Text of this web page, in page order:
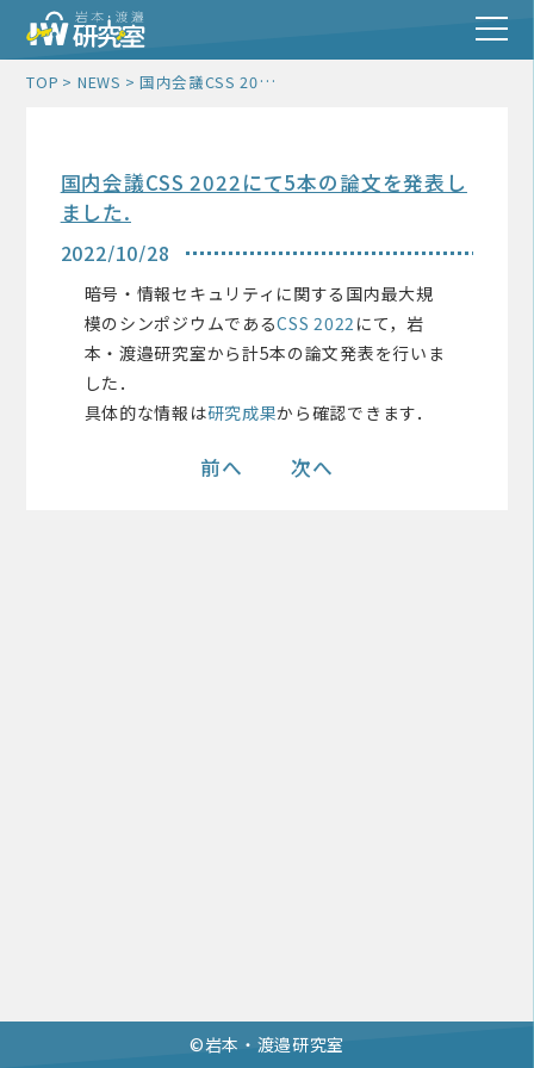
TOP NEWS 国内会議CSS 2022にて5本の論文を発表しました.
国内会議CSS 2022にて5本の論文を発表し
ました.
2022/10/28
暗号・情報セキュリティに関する国内最大規
模のシンポジウムであるCSS 2022 にて，岩
本・渡邉研究室から計5本の論文発表を行いま
した．
具体的な情報は研究成果から確認できます．
前へ 次へ
©︎岩本・渡邉研究室